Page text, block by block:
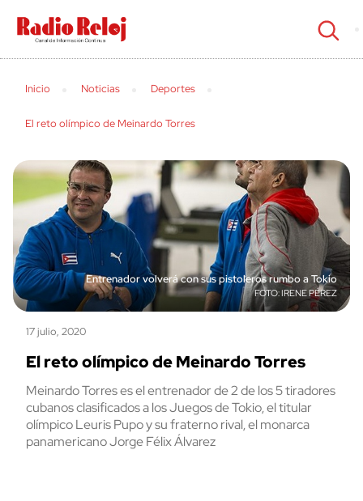
cerrar
Inicio Noticias Deportes
El reto olímpico de Meinardo Torres
Entrenador volverá con sus pistoleros rumbo a Tokio
IRENE PÉREZ
17 julio, 2020
El reto olímpico de Meinardo Torres
Meinardo Torres es el entrenador de 2 de los 5 tiradores
cubanos clasificados a los Juegos de Tokio, el titular
olímpico Leuris Pupo y su fraterno rival, el monarca
panamericano Jorge Félix Álvarez